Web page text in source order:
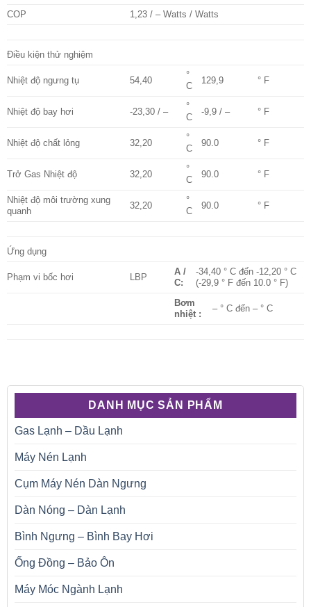
COP 1,23 / – Watts / Watts
Điều kiện thử nghiệm
Nhiệt độ ngưng tụ 54,40
°
C
129,9 ° F
Nhiệt độ bay hơi -23,30 / –
°
C
-9,9 / – ° F
Nhiệt độ chất lỏng 32,20
°
C
90.0 ° F
Trở Gas Nhiệt độ 32,20
°
C
90.0 ° F
Nhiệt độ môi trường xung
quanh
32,20
°
C
90.0 ° F
Ứng dụng
Phạm vi bốc hơi LBP
A /
C:
-34,40 ° C đến -12,20 ° C
(-29,9 ° F đến 10.0 ° F)
Bơm
nhiệt :
– ° C đến – ° C
DANH MỤC SẢN PHẨM
Gas Lạnh – Dầu Lạnh
Máy Nén Lạnh
Cụm Máy Nén Dàn Ngưng
Dàn Nóng – Dàn Lạnh
Bình Ngưng – Bình Bay Hơi
Ống Đồng – Bảo Ôn
Máy Móc Ngành Lạnh